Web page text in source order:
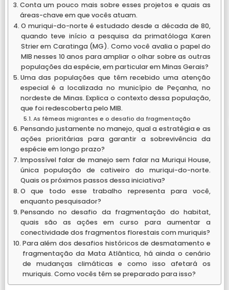
Conta um pouco mais sobre esses projetos e quais as
áreas-chave em que vocês atuam.
O muriqui-do-norte é estudado desde a década de 80,
quando teve início a pesquisa da primatóloga Karen
Strier em Caratinga (MG). Como você avalia o papel do
MIB nesses 10 anos para ampliar o olhar sobre as outras
populações da espécie, em particular em Minas Gerais?
Uma das populações que têm recebido uma atenção
especial é a localizada no município de Peçanha, no
nordeste de Minas. Explica o contexto dessa população,
que foi redescoberta pelo MIB.
As fêmeas migrantes e o desafio da fragmentação
Pensando justamente no manejo, qual a estratégia e as
ações prioritárias para garantir a sobrevivência da
espécie em longo prazo?
Impossível falar de manejo sem falar na Muriqui House,
única população de cativeiro do muriqui-do-norte.
Quais os próximos passos dessa iniciativa?
O que todo esse trabalho representa para você,
enquanto pesquisador?
Pensando no desafio da fragmentação do habitat,
quais são as ações em curso para aumentar a
conectividade dos fragmentos florestais com muriquis?
Para além dos desafios históricos de desmatamento e
fragmentação da Mata Atlântica, há ainda o cenário
de mudanças climáticas e como isso afetará os
muriquis. Como vocês têm se preparado para isso?